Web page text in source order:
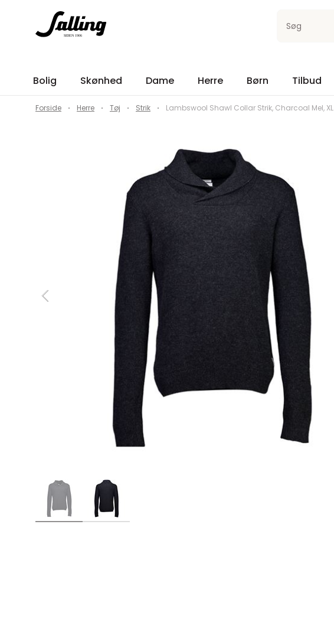
Søg
Bolig Skønhed Dame Herre Børn Tilbud
Forside Herre Tøj Strik Lambswool Shawl Collar Strik, Charcoal Mel, XL